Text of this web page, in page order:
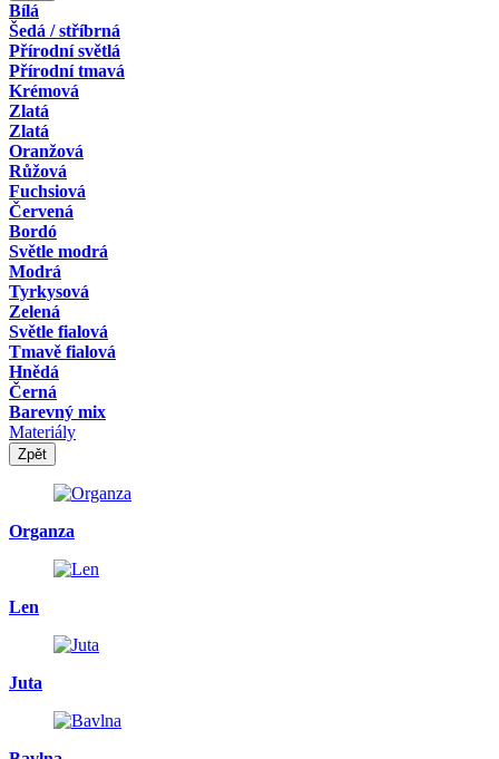
Bílá
Šedá / stříbrná
Přírodní světlá
Přírodní tmavá
Krémová
Zlatá
Zlatá
Oranžová
Růžová
Fuchsiová
Červená
Bordó
Světle modrá
Modrá
Tyrkysová
Zelená
Světle fialová
Tmavě fialová
Hnědá
Černá
Barevný mix
Materiály
Zpět
Organza
Len
Juta